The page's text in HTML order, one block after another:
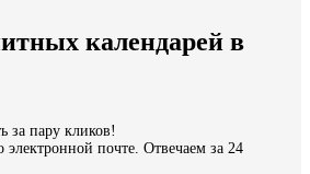
миру
календарей в
за пару кликов!
электронной почте. Отвечаем за 24